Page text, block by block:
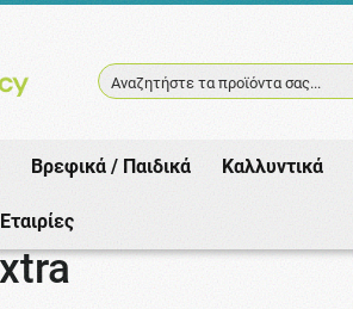
Αναζητήστε τα προϊόντα σας...
Βρεφικά / Παιδικά Καλλυντικά
Εταιρίες
Extra